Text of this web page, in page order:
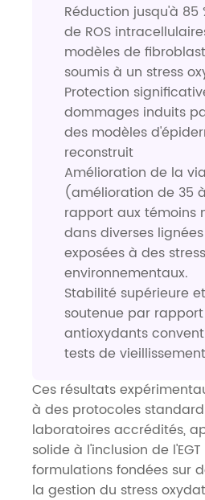
Réduction jusqu'à 85
de ROS
modèles de
soumis à un stress
Protection
dommages induits
des modèles
reconstruit
Amélioration de la
(amélioration de 35
rapport aux témoins
dans diverses
exposées à des stress
environnementaux.
Stabilité supérieure
soutenue par
antioxydants
tests de
Ces résultats
à des protocoles
laboratoires accrédités,
solide à l'inclusion de
formulations fondées sur
la gestion du stress